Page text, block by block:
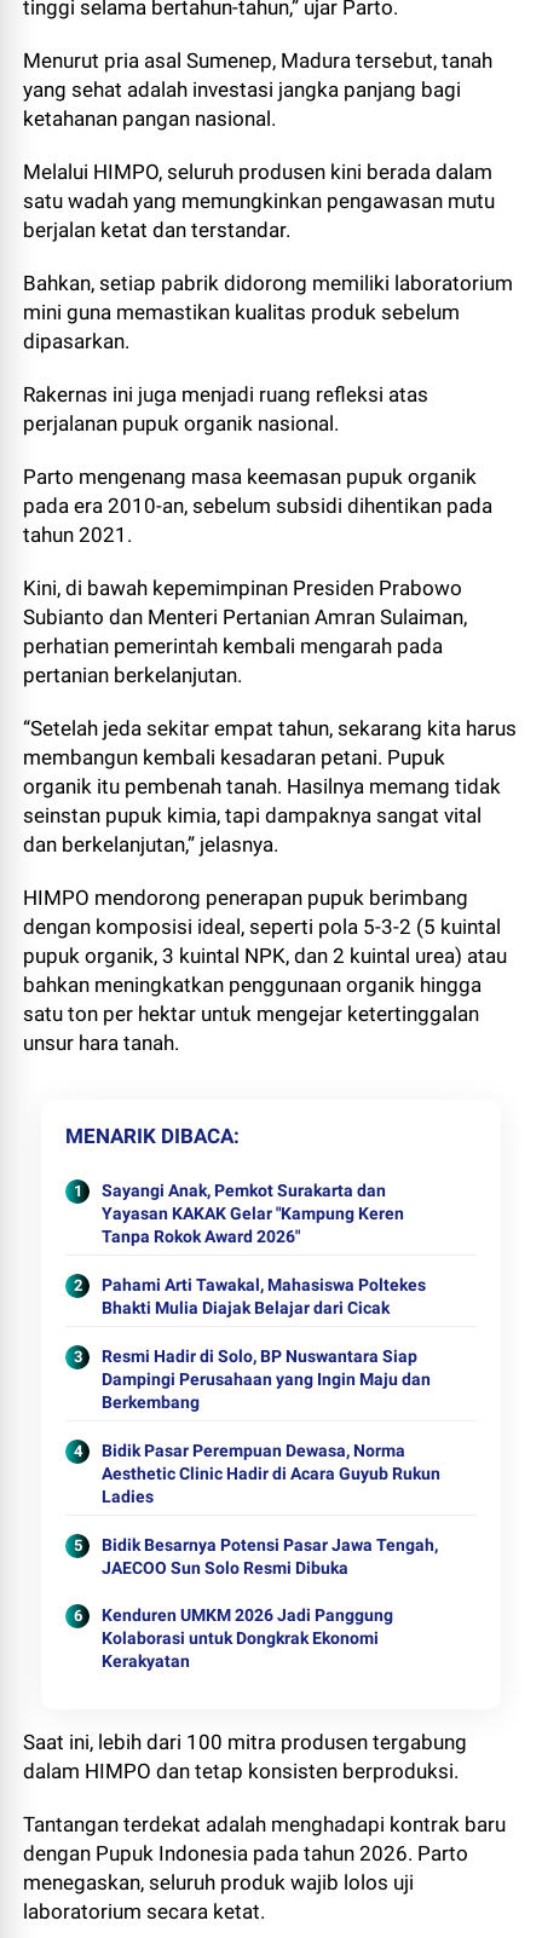
tinggi selama bertahun-tahun,” ujar Parto.
Menurut pria asal Sumenep, Madura tersebut, tanah
yang sehat adalah investasi jangka panjang bagi
ketahanan pangan nasional.
Melalui HIMPO, seluruh produsen kini berada dalam
satu wadah yang memungkinkan pengawasan mutu
berjalan ketat dan terstandar.
Bahkan, setiap pabrik didorong memiliki laboratorium
mini guna memastikan kualitas produk sebelum
dipasarkan.
Rakernas ini juga menjadi ruang refleksi atas
perjalanan pupuk organik nasional.
Parto mengenang masa keemasan pupuk organik
pada era 2010-an, sebelum subsidi dihentikan pada
tahun 2021.
Kini, di bawah kepemimpinan Presiden Prabowo
Subianto dan Menteri Pertanian Amran Sulaiman,
perhatian pemerintah kembali mengarah pada
pertanian berkelanjutan.
“Setelah jeda sekitar empat tahun, sekarang kita harus
membangun kembali kesadaran petani. Pupuk
organik itu pembenah tanah. Hasilnya memang tidak
seinstan pupuk kimia, tapi dampaknya sangat vital
dan berkelanjutan,” jelasnya.
HIMPO mendorong penerapan pupuk berimbang
dengan komposisi ideal, seperti pola 5-3-2 (5 kuintal
pupuk organik, 3 kuintal NPK, dan 2 kuintal urea) atau
bahkan meningkatkan penggunaan organik hingga
satu ton per hektar untuk mengejar ketertinggalan
unsur hara tanah.
MENARIK DIBACA
Sayangi Anak, Pemkot Surakarta dan
Yayasan KAKAK Gelar "Kampung Keren
Tanpa Rokok Award 2026"
Pahami Arti Tawakal, Mahasiswa Poltekes
Bhakti Mulia Diajak Belajar dari Cicak
Resmi Hadir di Solo, BP Nuswantara Siap
Dampingi Perusahaan yang Ingin Maju dan
Berkembang
Bidik Pasar Perempuan Dewasa, Norma
Aesthetic Clinic Hadir di Acara Guyub Rukun
Ladies
Bidik Besarnya Potensi Pasar Jawa Tengah,
JAECOO Sun Solo Resmi Dibuka
Kenduren UMKM 2026 Jadi Panggung
Kolaborasi untuk Dongkrak Ekonomi
Kerakyatan
Saat ini, lebih dari 100 mitra produsen tergabung
dalam HIMPO dan tetap konsisten berproduksi.
Tantangan terdekat adalah menghadapi kontrak baru
dengan Pupuk Indonesia pada tahun 2026. Parto
menegaskan, seluruh produk wajib lolos uji
laboratorium secara ketat.